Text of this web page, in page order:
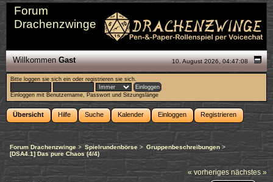
Forum
Drachenzwinge
10. August 2026, 04:47:08
WillkommenGast
Bitte loggen sie sich ein oderregistrieren sie sich.
Einloggen mit Benutzername, Passwort und Sitzungslänge
Übersicht Hilfe Suche Kalender Einloggen Registrieren
Forum Drachenzwinge > Spielrundenbörse> Gruppenbeschreibungen>
[DSA4.1] Das pure Chaos (4/4)
« vorheriges nächstes »